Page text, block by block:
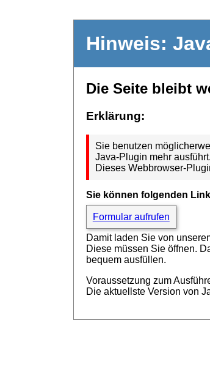
Hinweis:
Die Seite bleibt
Erklärung:
Sie benutzen
Java-Plugin mehr ausführt.
Dieses Webbrowser-
Sie können folgenden
Formular aufrufen
Damit laden Sie von
Diese müssen Sie öffnen.
bequem ausfüllen.
Voraussetzung zum
Die aktuellste Version von